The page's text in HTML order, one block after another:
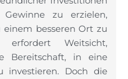
zu erzielen,
besseren Ort zu
erfordert Weitsicht,
Bereitschaft, in eine
investieren. Doch die